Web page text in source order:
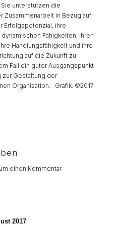
unterstützen die
Zusammenarbeit in Bezug auf
Erfolgspotenzial, ihre
Fähigkeiten, ihren
Handlungsfähigkeit und ihre
auf die Zukunft zu
Fall ein guter Ausgangspunkt
zur Gestaltung der
Organisation. Grafik: ©2017
einen Kommentar
2017